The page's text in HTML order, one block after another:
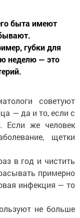
быта имеют
губки для
неделю — это
советуют
— да и то, если с
Если же человек
щетки
в год и чистить
примерно
инфекция — то
не больше